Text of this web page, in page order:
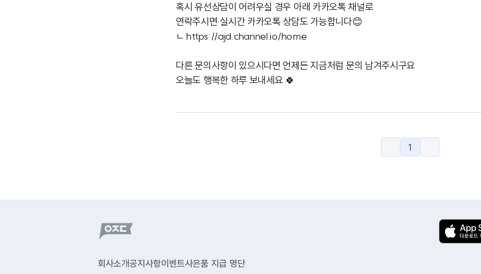
혹시 유선상담이 어려우실 경우 아래 카카오톡 채널로
연락주시면 실시간 카카오톡 상담도 가능합니다😊
ㄴhttps://ajd.channel.io/home
다른 문의사항이 있으시다면 언제든 지금처럼 문의 남겨주시구요
오늘도 행복한 하루 보내세요 🍀
1
회사소개공지사항이벤트사은품 지급 명단